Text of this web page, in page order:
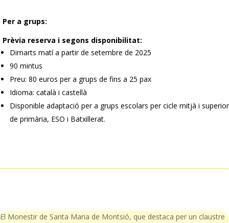
Per a grups:
Prèvia reserva i segons disponibilitat:
Dimarts matí a partir de setembre de 2025
90 mintus
Preu: 80 euros per a grups de fins a 25 pax
Idioma: català i castellà
Disponible adaptació per a grups escolars per cicle mitjà i superior
de primària, ESO i Batxillerat.
El Monestir de Santa Maria de Montsió, que destaca per un claustre